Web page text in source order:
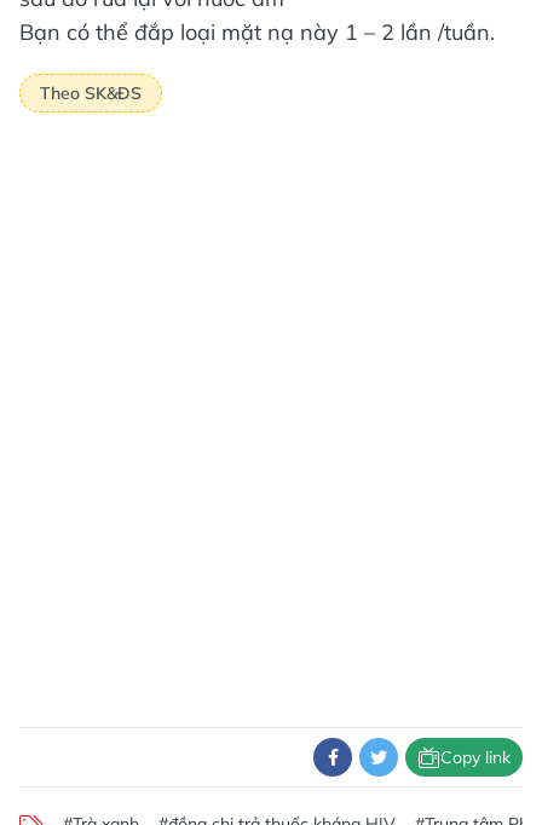
Bạn có thể đắp loại mặt nạ này 1 – 2 lần /tuần.
Theo SK&ĐS
Copy link